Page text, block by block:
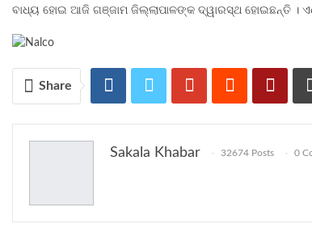
ବାଧ୍ୟ ହୋଇ ଆଜି ଗଞ୍ଜାମ ଜିଲ୍ଲାପାଳଙ୍କ ଦ୍ୱାରସ୍ଥ ହୋଇଛନ୍ତି ।
Share
Sakala Khabar 32674 Posts 0